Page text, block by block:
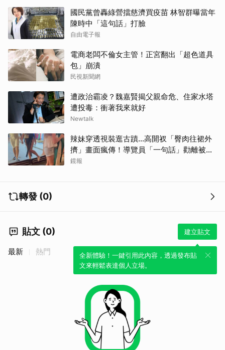
國民黨曾轟綠營擋慈濟買疫苗 林智群曝當年
陳時中「這句話」打臉
自由電子報
電商老闆不倫女主管！正宮翻出「超色道具
包」崩潰
民視新聞網
遭政治霸凌？魏嘉賢揭父親命危、住家水塔
遭投毒：衝著我來就好
Newtalk
辣妹穿透視裝逛古蹟…高開衩「臀肉往裙外
擠」畫面瘋傳！導覽員「一句話」勸離被狂
讚
鏡報
轉發 (0)
貼文 (0) 建立貼文
全新體驗！一鍵引用此內容，透過發布貼
文來輕鬆表達個人立場。
最新 熱門